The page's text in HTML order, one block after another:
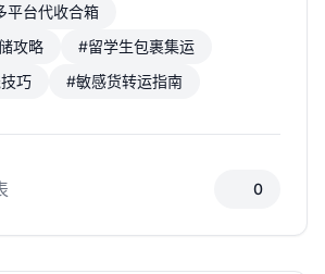
平台代收合箱
攻略
#留学生包裹集运
巧
#敏感货转运指南
0